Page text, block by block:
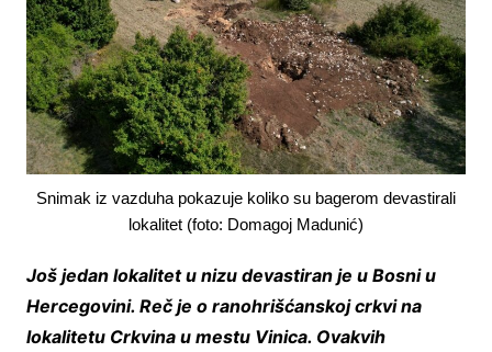
Snimak iz vazduha pokazuje koliko su bagerom devastirali
lokalitet (foto: Domagoj Madunić)
Još jedan lokalitet u nizu devastiran je u Bosni u
Hercegovini. Reč je o ranohrišćanskoj crkvi na
lokalitetu Crkvina u mestu Vinica. Ovakvih